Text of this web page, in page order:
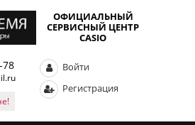
ОФИЦИАЛЬНЫЙ
СЕРВИСНЫЙ ЦЕНТР
CASIO
78
Войти
Регистрация